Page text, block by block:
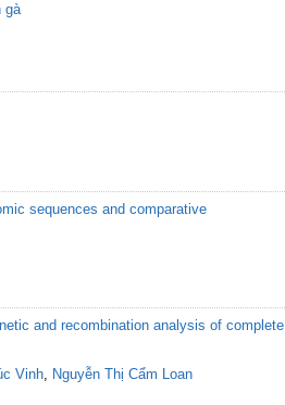
gà
sequences and comparative
and recombination analysis of complete
Vinh, Nguyễn Thị Cẩm Loan